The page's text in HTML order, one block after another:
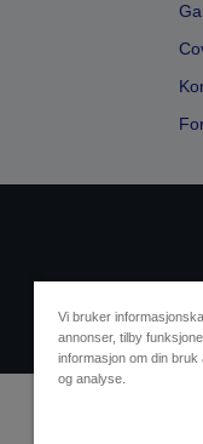
Vi bruker
annonser, tilby
informasjon om din
og analyse.